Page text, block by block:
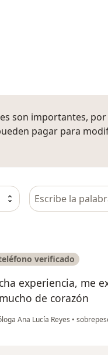
son importantes,
pagar para
Busca en
verificado
experiencia, me
de corazón
Ana Lucía Reyes •